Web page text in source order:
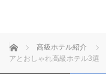
ホーム 高級ホテル紹介
アとおしゃれ高級ホテル3選